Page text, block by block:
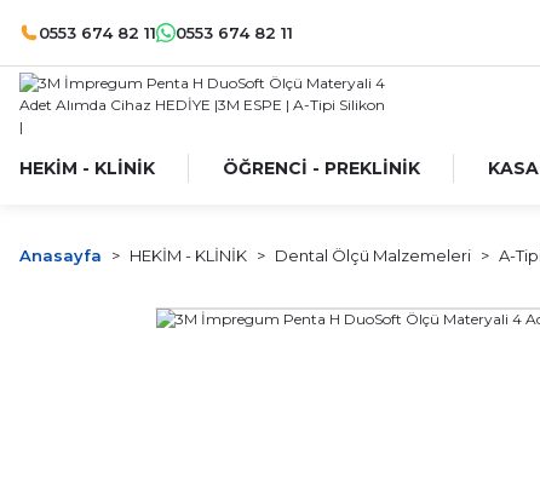
0553 674 82 11 0553 674 82 11
HEKİM - KLİNİK ÖĞRENCİ - PREKLİNİK
Anasayfa HEKİM - KLİNİK Dental Ölçü Malzemeleri A-